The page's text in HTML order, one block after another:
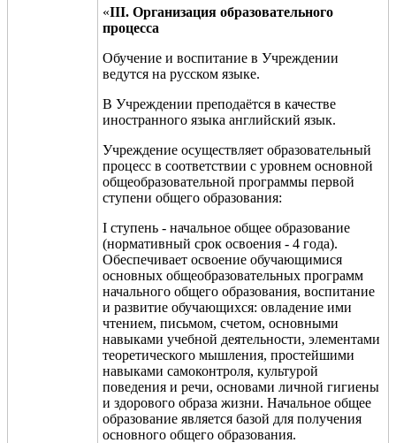
«III. Организация образовательного
процесса
Обучение и воспитание в Учреждении
ведутся на русском языке.
В Учреждении преподаётся в качестве
иностранного языка английский язык.
Учреждение осуществляет образовательный
процесс в соответствии с уровнем основной
общеобразовательной программы первой
ступени общего образования:
I ступень - начальное общее образование
(нормативный срок освоения - 4 года).
Обеспечивает освоение обучающимися
основных общеобразовательных программ
начального общего образования, воспитание
и развитие обучающихся: овладение ими
чтением, письмом, счетом, основными
навыками учебной деятельности, элементами
теоретического мышления, простейшими
навыками самоконтроля, культурой
поведения и речи, основами личной гигиены
и здорового образа жизни. Начальное общее
образование является базой для получения
основного общего образования.